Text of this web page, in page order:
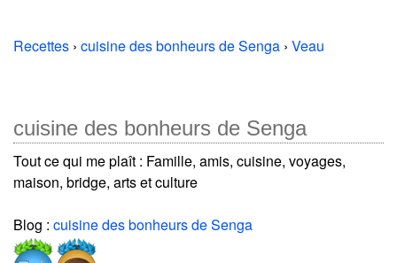
Recettes › cuisine des bonheurs de Senga › Veau
cuisine des bonheurs de Senga
Tout ce qui me plaît : Famille, amis, cuisine, voyages,
maison, bridge, arts et culture
Blog : cuisine des bonheurs de Senga